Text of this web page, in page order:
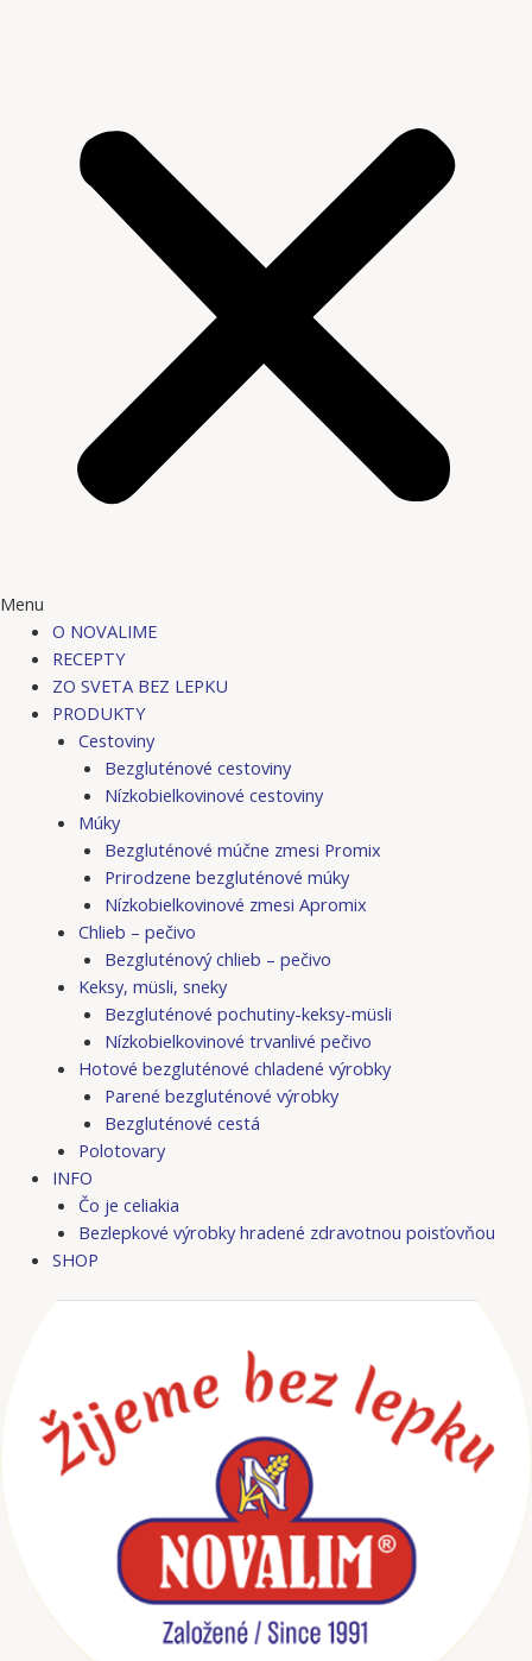
Menu
O NOVALIME
RECEPTY
ZO SVETA BEZ LEPKU
PRODUKTY
Cestoviny
Bezgluténové cestoviny
Nízkobielkovinové cestoviny
Múky
Bezgluténové múčne zmesi Promix
Prirodzene bezgluténové múky
Nízkobielkovinové zmesi Apromix
Chlieb – pečivo
Bezgluténový chlieb – pečivo
Keksy, müsli, sneky
Bezgluténové pochutiny-keksy-müsli
Nízkobielkovinové trvanlivé pečivo
Hotové bezgluténové chladené výrobky
Parené bezgluténové výrobky
Bezgluténové cestá
Polotovary
INFO
Čo je celiakia
Bezlepkové výrobky hradené zdravotnou poisťovňou
SHOP